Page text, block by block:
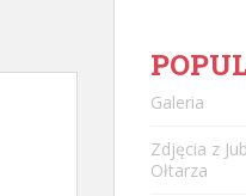
Galeria
Zdjęcia z
Ołtarza